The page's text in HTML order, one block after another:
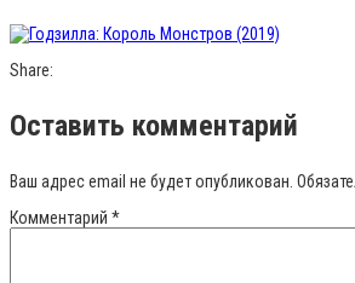
Share:
Оставить комментарий
Ваш адрес email не будет опубликован.
Комментарий *